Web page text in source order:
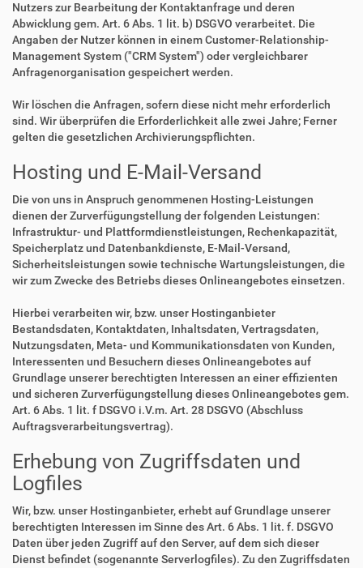
Nutzers zur Bearbeitung der Kontaktanfrage und deren
Abwicklung gem. Art. 6 Abs. 1 lit. b) DSGVO verarbeitet. Die
Angaben der Nutzer können in einem Customer-Relationship-
Management System ("CRM System") oder vergleichbarer
Anfragenorganisation gespeichert werden.
Wir löschen die Anfragen, sofern diese nicht mehr erforderlich
sind. Wir überprüfen die Erforderlichkeit alle zwei Jahre; Ferner
gelten die gesetzlichen Archivierungspflichten.
Hosting und E-Mail-Versand
Die von uns in Anspruch genommenen Hosting-Leistungen
dienen der Zurverfügungstellung der folgenden Leistungen:
Infrastruktur- und Plattformdienstleistungen, Rechenkapazität,
Speicherplatz und Datenbankdienste, E-Mail-Versand,
Sicherheitsleistungen sowie technische Wartungsleistungen, die
wir zum Zwecke des Betriebs dieses Onlineangebotes einsetzen.
Hierbei verarbeiten wir, bzw. unser Hostinganbieter
Bestandsdaten, Kontaktdaten, Inhaltsdaten, Vertragsdaten,
Nutzungsdaten, Meta- und Kommunikationsdaten von Kunden,
Interessenten und Besuchern dieses Onlineangebotes auf
Grundlage unserer berechtigten Interessen an einer effizienten
und sicheren Zurverfügungstellung dieses Onlineangebotes gem.
Art. 6 Abs. 1 lit. f DSGVO i.V.m. Art. 28 DSGVO (Abschluss
Auftragsverarbeitungsvertrag).
Erhebung von Zugriffsdaten und
Logfiles
Wir, bzw. unser Hostinganbieter, erhebt auf Grundlage unserer
berechtigten Interessen im Sinne des Art. 6 Abs. 1 lit. f. DSGVO
Daten über jeden Zugriff auf den Server, auf dem sich dieser
Dienst befindet (sogenannte Serverlogfiles). Zu den Zugriffsdaten